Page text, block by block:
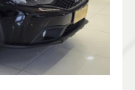
- Super Novo!!!